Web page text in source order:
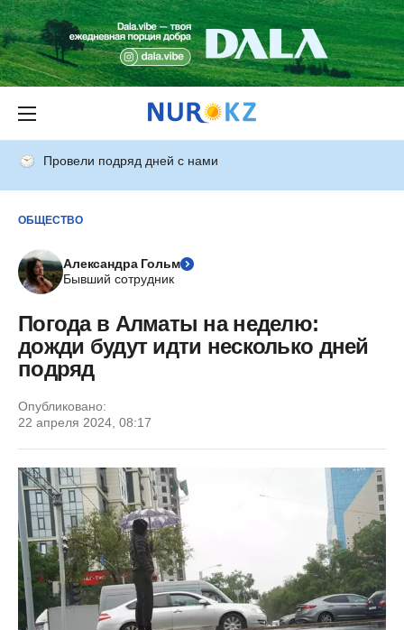
Провели подряд дней с нами
ОБЩЕСТВО
Александра Гольм
Бывший сотрудник
Погода в Алматы на неделю:
дожди будут идти несколько дней
подряд
Опубликовано:
22 апреля 2024, 08:17